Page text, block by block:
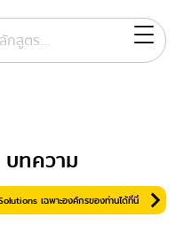
กสูตร...
บทความ
เฉพาะองค์กรของท่านได้ที่นี่